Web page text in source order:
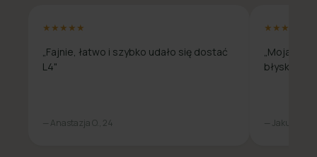
★★★★★
„Fajnie, łatwo i szybko udało się dostać
L4"
— Anastazja O., 24
★★★★★
„Moja
— Jakub L., 31